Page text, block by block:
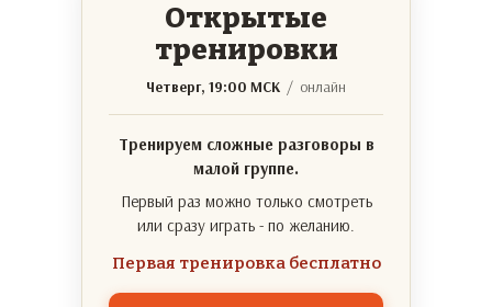
Открытые
тренировки
Четверг, 19:00 МСК / онлайн
Тренируем сложные разговоры в
малой группе.
Первый раз можно только смотреть
или сразу играть - по желанию.
Первая тренировка бесплатно